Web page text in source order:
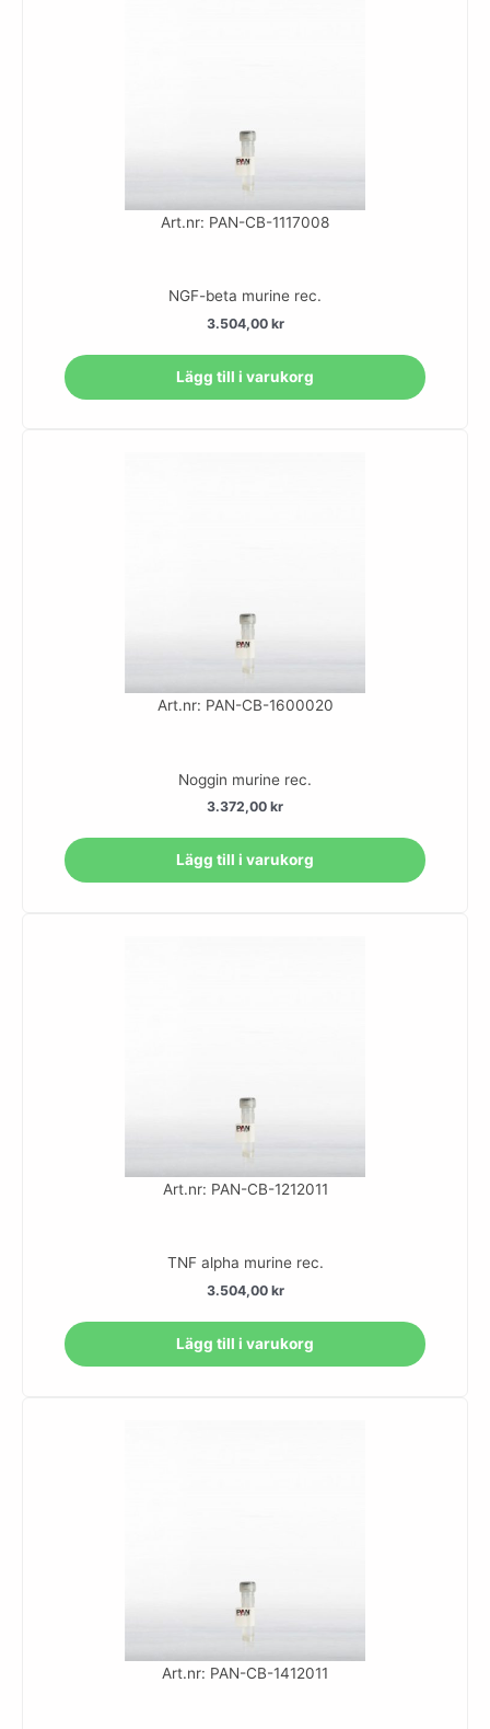
Art.nr: PAN-CB-1117008
NGF-beta murine rec.
3.504,00 kr
Lägg till i varukorg
Art.nr: PAN-CB-1600020
Noggin murine rec.
3.372,00 kr
Lägg till i varukorg
Art.nr: PAN-CB-1212011
TNF alpha murine rec.
3.504,00 kr
Lägg till i varukorg
Art.nr: PAN-CB-1412011